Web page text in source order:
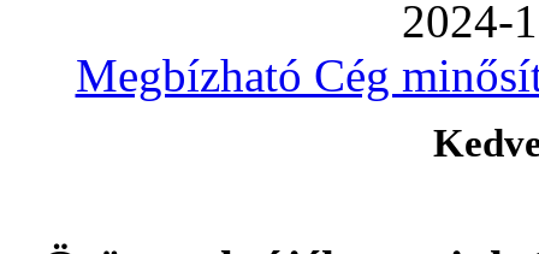
2024-
Megbízható Cég